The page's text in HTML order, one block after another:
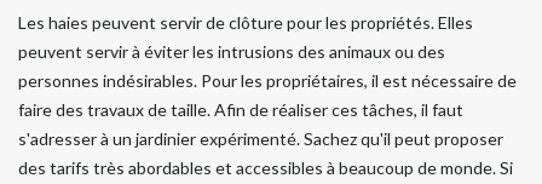
Les haies peuvent servir de clôture pour les propriétés. Elles
peuvent servir à éviter les intrusions des animaux ou des
personnes indésirables. Pour les propriétaires, il est nécessaire de
faire des travaux de taille. Afin de réaliser ces tâches, il faut
s'adresser à un jardinier expérimenté. Sachez qu'il peut proposer
des tarifs très abordables et accessibles à beaucoup de monde. Si